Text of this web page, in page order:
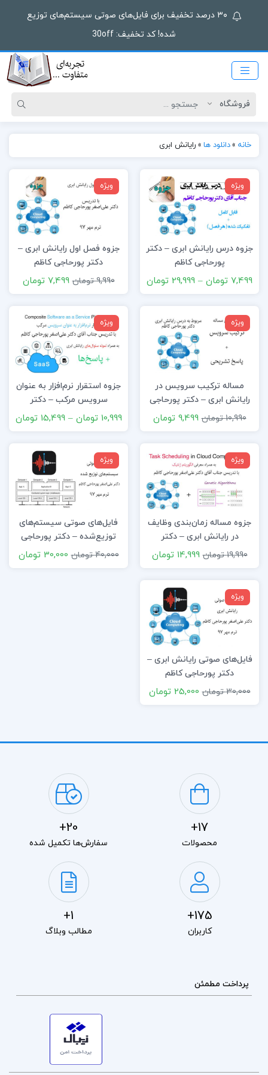
۳۰ درصد تخفیف برای فایل‌های صوتی سیستم‌های توزیع
شده! کد تخفیف: 30off
خانه »دانلود ها » رایانش ابری
ویژه
جزوه درس رایانش ابری – دکتر
پورحاجی کاظم
7,499 تومان – 29,999 تومان
ویژه
جزوه فصل اول رایانش ابری –
دکتر پورحاجی کاظم
9,990 تومان
7,499 تومان
ویژه
مساله ترکیب سرویس در
رایانش ابری – دکتر پورحاجی
کاظم
10,990 تومان 9,499 تومان
ویژه
جزوه استقرار نرم‌افزار به عنوان
سرویس مرکب – دکتر
پورحاجی کاظم
10,999 تومان –15,499 تومان
ویژه
جزوه مساله زمان‌بندی وظایف
در رایانش ابری – دکتر
پورحاجی کاظم19,990 تومان 14,999 تومان
ویژه
فایل‌های صوتی سیستم‌های
توزیع‌شده – دکتر پورحاجی
40,000 تومان 30,000 تومان
ویژه
فایل‌های صوتی رایانش ابری –
دکتر پورحاجی کاظم
30,000 تومان
25,000 تومان
17+
محصولات
20+
سفارش‌ها تکمیل شده
175+
کاربران
1+
مطالب وبلاگ
پرداخت مطمئن